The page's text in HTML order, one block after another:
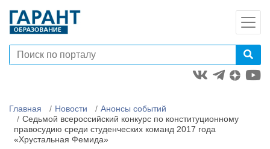
Главная Новости
Анонсы событий
Седьмой всероссийский конкурс по конституционному
правосудию среди студенческих команд 2017 года
«Хрустальная Фемида»